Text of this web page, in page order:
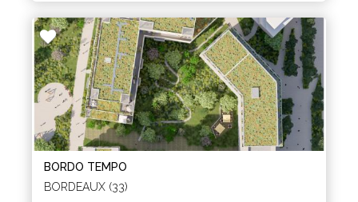
BORDO TEMPO
BORDEAUX (33)